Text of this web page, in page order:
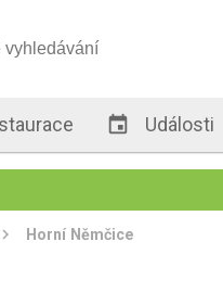
 Události
Horní Němčice